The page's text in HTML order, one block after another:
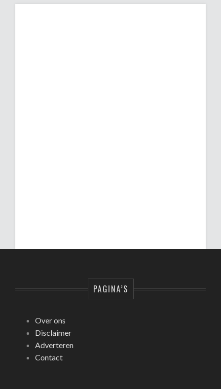
PAGINA’S
Over ons
Disclaimer
Adverteren
Contact